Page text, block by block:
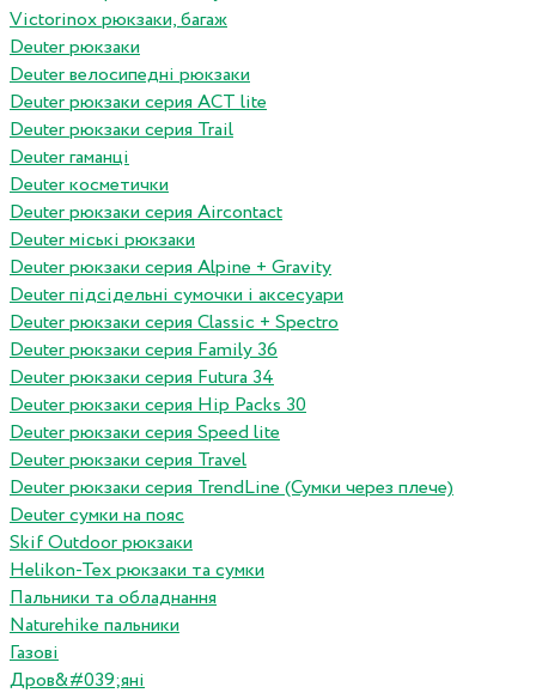
Victorinox рюкзаки, багаж
Deuter рюкзаки
Deuter велосипедні рюкзаки
Deuter рюкзаки серия ACT lite
Deuter рюкзаки серия Trail
Deuter гаманці
Deuter косметички
Deuter рюкзаки серия Aircontact
Deuter міські рюкзаки
Deuter рюкзаки серия Alpine + Gravity
Deuter підсідельні сумочки і аксесуари
Deuter рюкзаки серия Classic + Spectro
Deuter рюкзаки серия Family 36
Deuter рюкзаки серия Futura 34
Deuter рюкзаки серия Hip Packs 30
Deuter рюкзаки серия Speed lite
Deuter рюкзаки серия Travel
Deuter рюкзаки серия TrendLine (Сумки через плече)
Deuter сумки на пояс
Skif Outdoor рюкзаки
Helikon-Tex рюкзаки та сумки
Пальники та обладнання
Naturehike пальники
Газові
Дров&#039;яні